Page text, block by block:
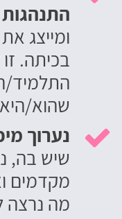
ומייצג
בכיתה.
התלמיד/
שהוא/
 נערוך
שיש בה,
מקדמים
מה נרצה